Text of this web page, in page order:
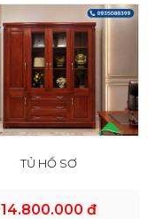
TỦ HỒ SƠ
14.800.000 đ